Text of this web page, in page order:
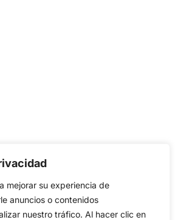
mejorar su experiencia de
anuncios o contenidos
nuestro tráfico. Al hacer clic en